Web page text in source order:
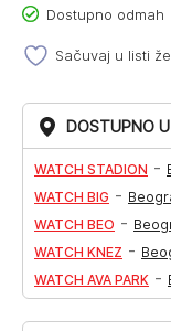
Dostupno odmah
Sačuvaj u listi
DOSTUPNO
WATCH STADION -
WATCH BIG -
WATCH BEO -
WATCH KNEZ -
WATCH AVA PARK -